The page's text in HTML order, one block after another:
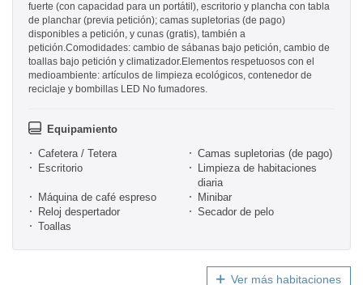
fuerte (con capacidad para un portátil), escritorio y plancha con tabla
de planchar (previa petición); camas supletorias (de pago)
disponibles a petición, y cunas (gratis), también a
petición.Comodidades: cambio de sábanas bajo petición, cambio de
toallas bajo petición y climatizador.Elementos respetuosos con el
medioambiente: artículos de limpieza ecológicos, contenedor de
reciclaje y bombillas LED No fumadores.
Equipamiento
Cafetera / Tetera
Camas supletorias (de pago)
Escritorio
Limpieza de habitaciones
diaria
Máquina de café espreso
Minibar
Reloj despertador
Secador de pelo
Toallas
Ver más habitaciones